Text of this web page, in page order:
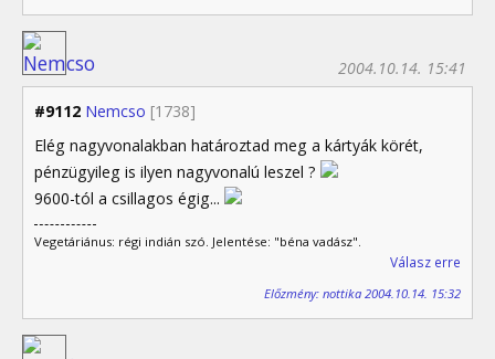
#9112 Nemcso [1738]
2004.10.14. 15:41
Elég nagyvonalakban határoztad meg a kártyák körét,
pénzügyileg is ilyen nagyvonalú leszel ?
9600-tól a csillagos égig...
Vegetáriánus: régi indián szó. Jelentése: "béna vadász".
Válasz erre
Előzmény: nottika 2004.10.14. 15:32